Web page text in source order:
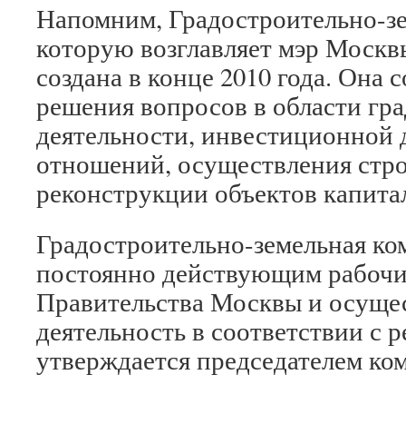
Напомним, Градостроительно-
которую возглавляет мэр
создана в конце 2010 года. Она
решения вопросов в области
деятельности, инвестиционной
отношений, осуществления
реконструкции объектов
Градостроительно-земельная
постоянно действующим
Правительства Москвы и
деятельность в соответствии с
утверждается председателем